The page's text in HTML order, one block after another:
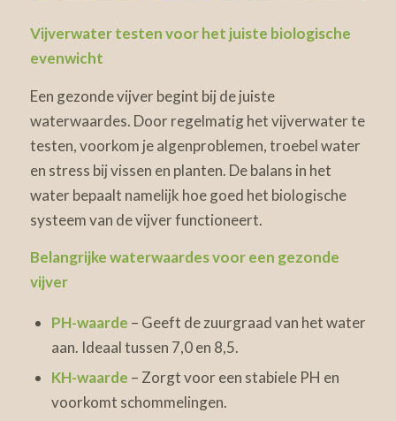
Vijverwater testen voor het juiste biologische
evenwicht
Een gezonde vijver begint bij de juiste
waterwaardes. Door regelmatig het vijverwater te
testen, voorkom je algenproblemen, troebel water
en stress bij vissen en planten. De balans in het
water bepaalt namelijk hoe goed het biologische
systeem van de vijver functioneert.
Belangrijke waterwaardes voor een gezonde
vijver
PH-waarde – Geeft de zuurgraad van het water
aan. Ideaal tussen 7,0 en 8,5.
KH-waarde – Zorgt voor een stabiele PH en
voorkomt schommelingen.